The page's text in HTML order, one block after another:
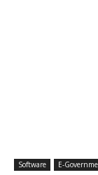
Software E-